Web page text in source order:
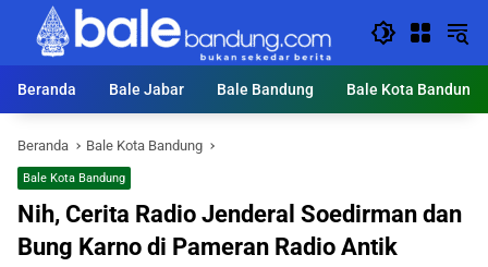
Langsung
konten
Beranda
Bale Jabar Bale Bandung Bale Kota Bandung
Beranda Bale Kota Bandung
Bale Kota Bandung
Nih, Cerita Radio Jenderal Soedirman dan
Bung Karno di Pameran Radio Antik